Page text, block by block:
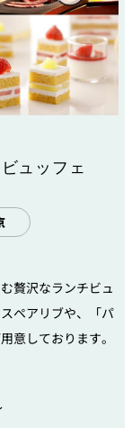
ュッフェ
贅沢なランチビュ
ペアリブや、「パ
意しております。